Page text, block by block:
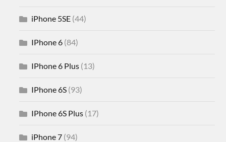
iPhone 5SE (44)
IPhone 6 (84)
IPhone 6 Plus (13)
IPhone 6S (93)
IPhone 6S Plus (17)
iPhone 7 (94)